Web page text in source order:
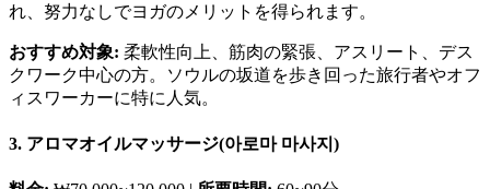
れ、努力なしでヨガのメリットを得られます。
おすすめ対象: 柔軟性向上、筋肉の緊張、アスリート、デス
クワーク中心の方。ソウルの坂道を歩き回った旅行者やオフ
ィスワーカーに特に人気。
3. アロマオイルマッサージ(아로마 마사지)